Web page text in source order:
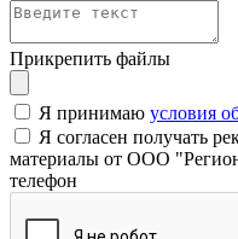
Прикрепить файлы
Я принимаю условия
Я согласен получать
материалы от ООО
телефон